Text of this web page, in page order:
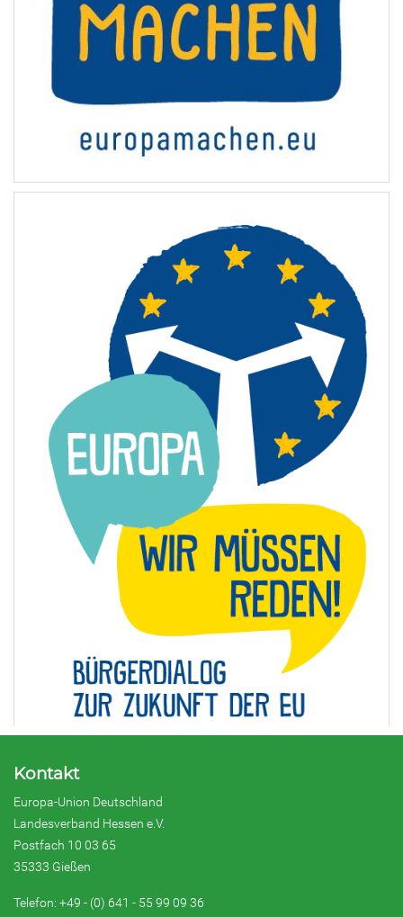
Kontakt
Europa-Union Deutschland
Landesverband Hessen e.V.
Postfach 10 03 65
35333 Gießen
Telefon: +49 - (0) 641 - 55 99 09 36